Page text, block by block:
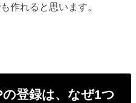
作れると思います。
登録は、なぜ1つ